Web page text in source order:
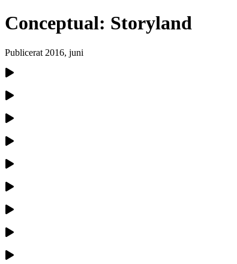
Conceptual: Storyland
Publicerat 2016, juni